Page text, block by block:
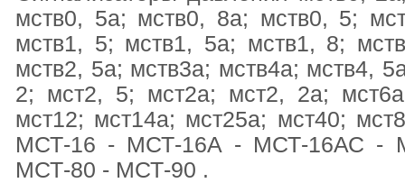
мств0, 5а; мств0, 8а; мств0, 5;
мств1, 5; мств1, 5а; мств1, 8;
мств2, 5а; мств3а; мств4а; мств4,
2; мст2, 5; мст2а; мст2, 2а;
мст12; мст14а; мст25а; мст40;
МСТ-16 - МСТ-16А - МСТ-16АС -
МСТ-80 - МСТ-90 .